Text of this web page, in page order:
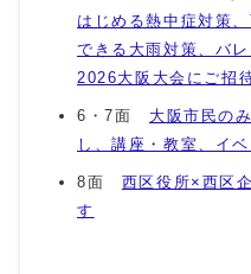
はじめる熱中症対策
できる大雨対策、バ
2026大阪大会にご招
6・7面 大阪市民の
し、講座・教室、イベ
8面 西区役所×西区
す